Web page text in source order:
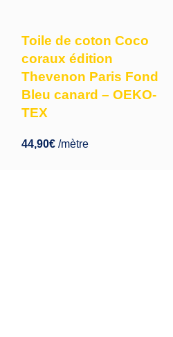
Toile de coton Coco
coraux édition
Thevenon Paris Fond
Bleu canard – OEKO-
TEX
44,90€ /mètre